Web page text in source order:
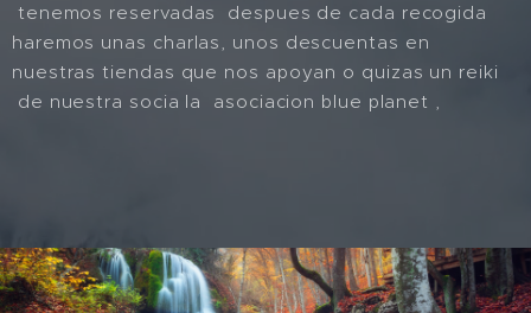
tenemos reservadas despues de cada recogida
haremos unas charlas, unos descuentas en
nuestras tiendas que nos apoyan o quizas un reiki
de nuestra socia la asociacion blue planet ,